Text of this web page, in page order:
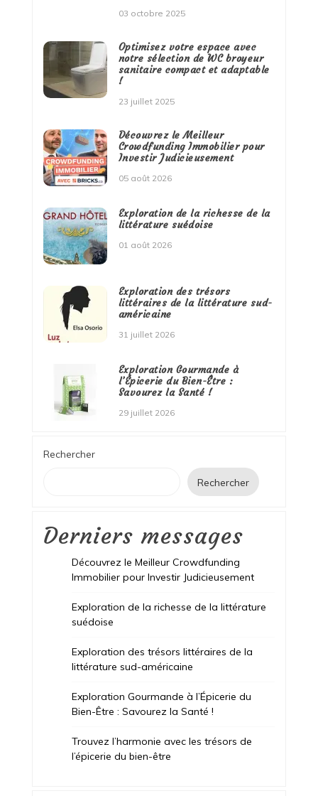
03 octobre 2025
Optimisez votre espace avec
notre sélection de WC broyeur
sanitaire compact et adaptable
!
23 juillet 2025
Découvrez le Meilleur
Crowdfunding Immobilier pour
Investir Judicieusement
05 août 2026
Exploration de la richesse de la
littérature suédoise
01 août 2026
Exploration des trésors
littéraires de la littérature sud-
américaine
31 juillet 2026
Exploration Gourmande à
l’Épicerie du Bien-Être :
Savourez la Santé !
29 juillet 2026
Rechercher
Rechercher
Derniers messages
Découvrez le Meilleur Crowdfunding
Immobilier pour Investir Judicieusement
Exploration de la richesse de la littérature
suédoise
Exploration des trésors littéraires de la
littérature sud-américaine
Exploration Gourmande à l’Épicerie du
Bien-Être : Savourez la Santé !
Trouvez l’harmonie avec les trésors de
l’épicerie du bien-être